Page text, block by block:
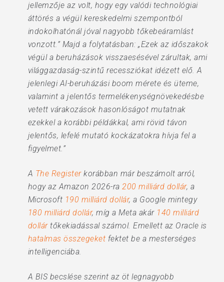
jellemzője az volt, hogy egy valódi technológiai
áttörés a végül kereskedelmi szempontból
indokolhatónál jóval nagyobb tőkebeáramlást
vonzott.” Majd a folytatásban: „Ezek az időszakok
végül a beruházások visszaesésével zárultak, ami
világgazdaság-szintű recessziókat idézett elő. A
jelenlegi AI-beruházási boom mérete és üteme,
valamint a jelentős termelékenységnövekedésbe
vetett várakozások hasonlóságot mutatnak
ezekkel a korábbi példákkal, ami rövid távon
jelentős, lefelé mutató kockázatokra hívja fel a
figyelmet.”
A The Registerkorábban már beszámolt arról,
hogy az Amazon 2026-ra200 milliárd dollár, a
Microsoft 190 milliárd dollár, a Google mintegy
180 milliárd dollár, míg a Meta akár 140 milliárd
dollártőkekiadással számol. Emellett az Oracle is
hatalmas összegeket fektet be a mesterséges
intelligenciába.
A BIS becslése szerint az öt legnagyobb